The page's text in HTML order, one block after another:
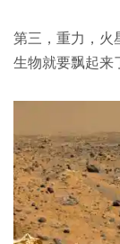
第三，重力，火
生物就要飘起来